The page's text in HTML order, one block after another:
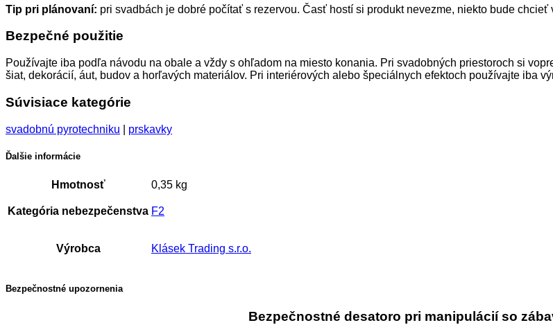
Tip pri plánovaní: pri svadbách je dobré počítať s rezervou. Časť hostí si produkt nevezme, niekto bude
Bezpečné použitie
Používajte iba podľa návodu na obale a vždy s ohľadom na miesto konania. Pri svadobných priestoroch si
šiat, dekorácií, áut, budov a horľavých materiálov. Pri interiérových alebo špeciálnych efektoch používajte iba
Súvisiace kategórie
svadobnú pyrotechniku prskavky
Ďalšie informácie
Hmotnosť 0,35 kg
Kategória nebezpečenstva F2
Výrobca Klásek Trading s.r.o.
Bezpečnostné upozornenia
Bezpečnostné desatoro pri manipulácií so